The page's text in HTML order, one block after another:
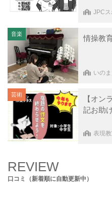
JPC
音楽 情操教
いの
芸術
【オン
記お助
表現
REVIEW
口コミ（新着順に自動更新中）